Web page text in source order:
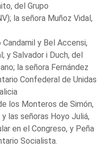
del Grupo
la señora Muñoz Vidal,
y Bel Accensi,
y Salvador i Duch, del
la señora Fernández
Confederal de Unidas
los Monteros de Simón,
las señoras Hoyo Juliá,
en el Congreso, y Peña
Socialista.